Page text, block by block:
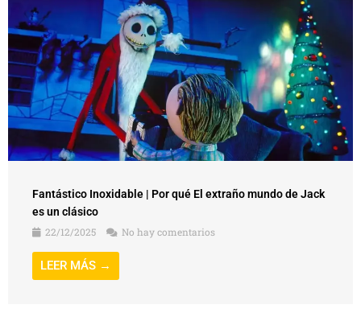
Fantástico Inoxidable | Por qué El extraño mundo de Jack
es un clásico
22/12/2025
No hay comentarios
LEER MÁS →